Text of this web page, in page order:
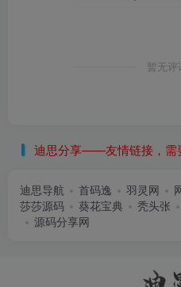
暂无评
迪思分享——友情链接，需
迪思导航 首码逸 羽灵网
莎莎源码
葵花宝典 秃头张
源码分享网